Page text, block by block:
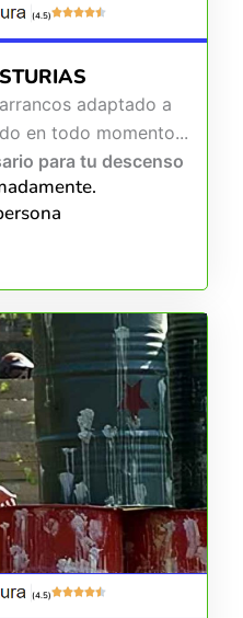
(4.5)
adaptado a
en todo momento...
para tu descenso
(4.5)